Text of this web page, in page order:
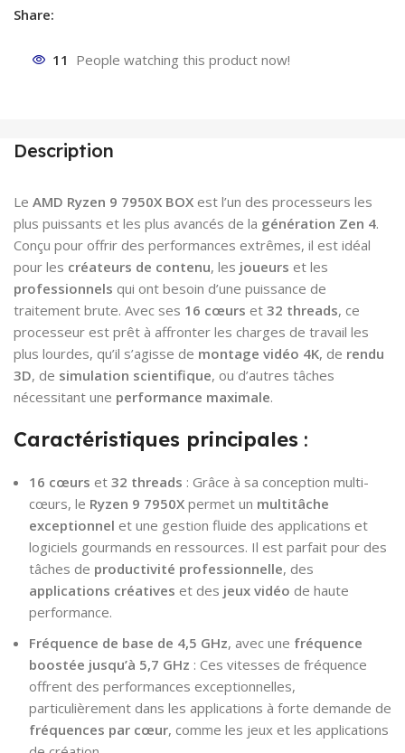
Share:
11 People watching this product now!
Description
Le AMD Ryzen 9 7950X BOX est l’un des processeurs les
plus puissants et les plus avancés de la génération Zen 4.
Conçu pour offrir des performances extrêmes, il est idéal
pour les créateurs de contenu, les joueurs et les
professionnels qui ont besoin d’une puissance de
traitement brute. Avec ses 16 cœurs et 32 threads, ce
processeur est prêt à affronter les charges de travail les
plus lourdes, qu’il s’agisse de montage vidéo 4K, de rendu
3D, de simulation scientifique, ou d’autres tâches
nécessitant une performance maximale.
Caractéristiques principales :
16 cœurs et 32 threads : Grâce à sa conception multi-
cœurs, le Ryzen 9 7950X permet un multitâche
exceptionnel et une gestion fluide des applications et
logiciels gourmands en ressources. Il est parfait pour des
tâches de productivité professionnelle, des
applications créatives et des jeux vidéo de haute
performance.
Fréquence de base de 4,5 GHz, avec une fréquence
boostée jusqu’à 5,7 GHz : Ces vitesses de fréquence
offrent des performances exceptionnelles,
particulièrement dans les applications à forte demande de
fréquences par cœur, comme les jeux et les applications